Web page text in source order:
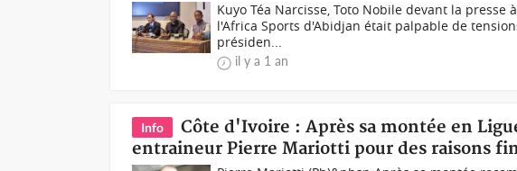
Kuyo Téa Narcisse, Toto Nobile devant la presse
l'Africa Sports d'Abidjan était palpable de
présiden...
il y a 1 an
Info
Côte d'Ivoire : Après sa montée en
entraineur Pierre Mariotti pour des raisons